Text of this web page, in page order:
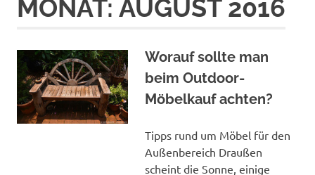
und
Preisbewertungen
MONAT: AUGUST 2016
Worauf sollte man
beim Outdoor-
Möbelkauf achten?
Tipps rund um Möbel für den
Außenbereich Draußen
scheint die Sonne, einige